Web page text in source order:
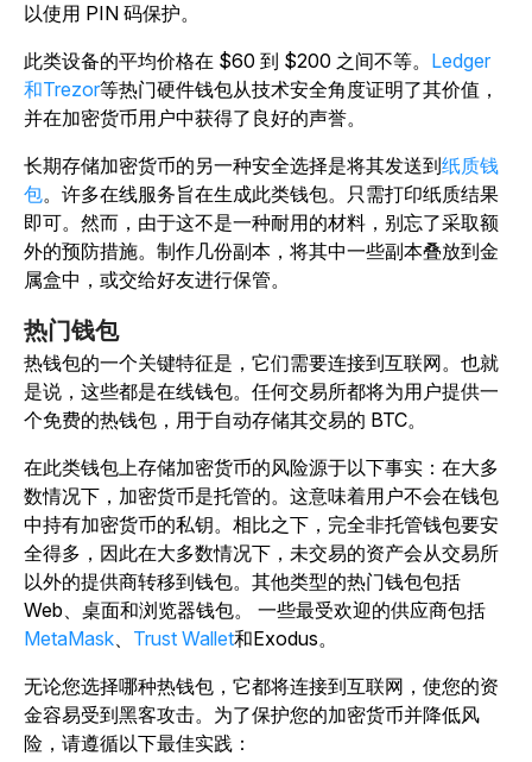
以使用 PIN 码保护。
此类设备的平均价格在 $60 到 $200 之间不等。 Ledger
和Trezor等热门硬件钱包从技术安全角度证明了其价值，
并在加密货币用户中获得了良好的声誉。
长期存储加密货币的另一种安全选择是将其发送到纸质钱
包。许多在线服务旨在生成此类钱包。只需打印纸质结果
即可。然而，由于这不是一种耐用的材料，别忘了采取额
外的预防措施。制作几份副本，将其中一些副本叠放到金
属盒中，或交给好友进行保管。
热门钱包
热钱包的一个关键特征是，它们需要连接到互联网。也就
是说，这些都是在线钱包。任何交易所都将为用户提供一
个免费的热钱包，用于自动存储其交易的 BTC。
在此类钱包上存储加密货币的风险源于以下事实：在大多
数情况下，加密货币是托管的。这意味着用户不会在钱包
中持有加密货币的私钥。相比之下，完全非托管钱包要安
全得多，因此在大多数情况下，未交易的资产会从交易所
以外的提供商转移到钱包。其他类型的热门钱包包括
Web、桌面和浏览器钱包。 一些最受欢迎的供应商包括
MetaMask、 Trust Wallet和Exodus。
无论您选择哪种热钱包，它都将连接到互联网，使您的资
金容易受到黑客攻击。为了保护您的加密货币并降低风
险，请遵循以下最佳实践：